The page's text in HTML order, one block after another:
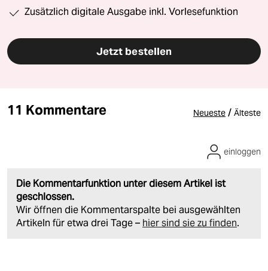
Zusätzlich digitale Ausgabe inkl. Vorlesefunktion
Jetzt bestellen
11 Kommentare Neueste / Älteste
Die Kommentarfunktion unter diesem Artikel ist
geschlossen.
Wir öffnen die Kommentarspalte bei ausgewählten
Artikeln für etwa drei Tage – hier sind sie zu finden.
einloggen